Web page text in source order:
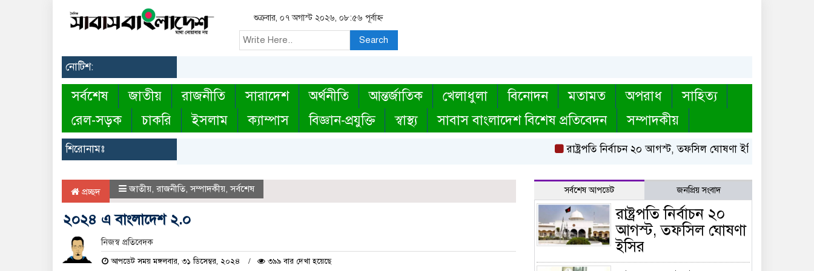
শুক্রবার, ০৭ অগাস্ট ২০২৬, ০৮:৫৬ পূর্বাহ্ন
Search
নোটিশ:
সর্বশেষ জাতীয় রাজনীতি সারাদেশ অর্থনীতি আন্তর্জাতিক খেলাধুলা বিনোদন মতামত অপরাধ
সাহিত্য
রেল-সড়ক
চাকরি ইসলাম ক্যাম্পাস বিজ্ঞান-প্রযুক্তি স্বাস্থ্য সাবাস বাংলাদেশ বিশেষ প্রতিবেদন সম্পাদকীয়
শিরোনামঃ রাষ্ট্রপতি নির্বাচন ২০ আগস্ট, তফসিল ঘোষণা ইসির বায়তুল
প্রচ্ছদ জাতীয়, রাজনীতি,সম্পাদকীয়,সর্বশেষ
২০২৪ এ বাংলাদেশ ২.০
নিজস্ব প্রতিবেদক
আপডেট সময় মঙ্গলবার, ৩১ ডিসেম্বর, ২০২৪ ৩৯৯ বার দেখা হয়েছে
সর্বশেষ আপডেট জনপ্রিয় সংবাদ
রাষ্ট্রপতি নির্বাচন ২০
আগস্ট, তফসিল ঘোষণা
ইসির